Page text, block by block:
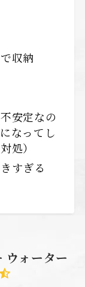
収納
安定なの
なってし
処）
すぎる
ウォーター